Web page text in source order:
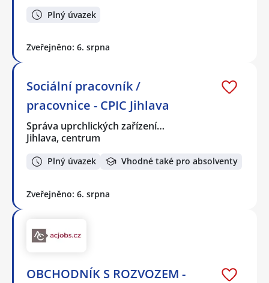
Plný úvazek
Zveřejněno: 6. srpna
Sociální pracovník /
pracovnice - CPIC Jihlava
Správa uprchlických zařízení…
Jihlava, centrum
Plný úvazek Vhodné také pro absolventy
Zveřejněno: 6. srpna
OBCHODNÍK S ROZVOZEM -